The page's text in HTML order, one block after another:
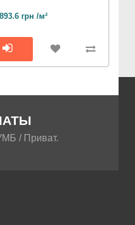
893.6 грн /м²
/ Приват.